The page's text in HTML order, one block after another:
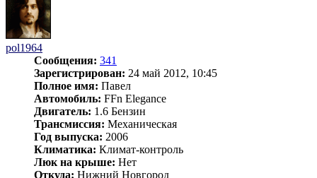
pol1964
Сообщения: 341
Зарегистрирован: 24 май 2012, 10:45
Полное имя: Павел
Автомобиль: FFn Elegance
Двигатель: 1.6 Бензин
Трансмиссия: Механическая
Год выпуска: 2006
Климатика: Климат-контроль
Люк на крыше: Нет
Откуда: Нижний Новгород